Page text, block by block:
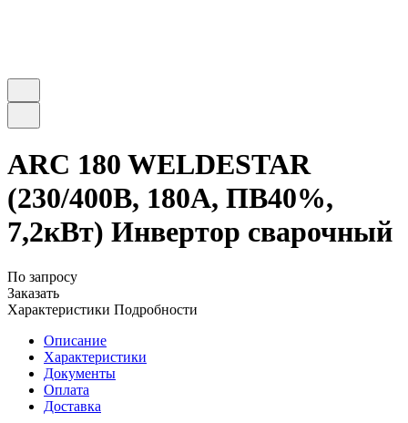
ARC 180 WELDESTAR
(230/400В, 180А, ПВ40%,
7,2кВт) Инвертор сварочный
По запросу
Заказать
Характеристики Подробности
Описание
Характеристики
Документы
Оплата
Доставка